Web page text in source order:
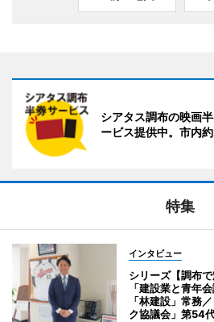
シアタス調布の映画
ービス提供中。市内
特集
インタビュー
シリーズ【調布
「建設業と青年
「林建設」常務
ク協議会」第54